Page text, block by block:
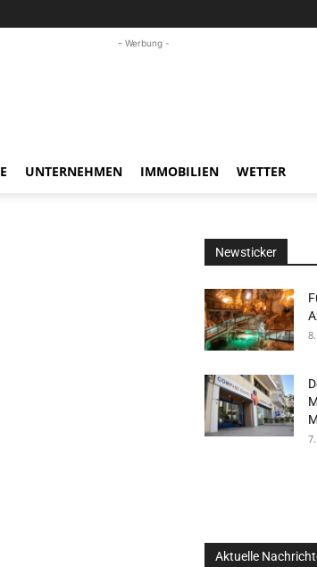
- Werbung -
UNTERNEHMEN IMMOBILIEN WETTER
Newsticker
Aktuelle